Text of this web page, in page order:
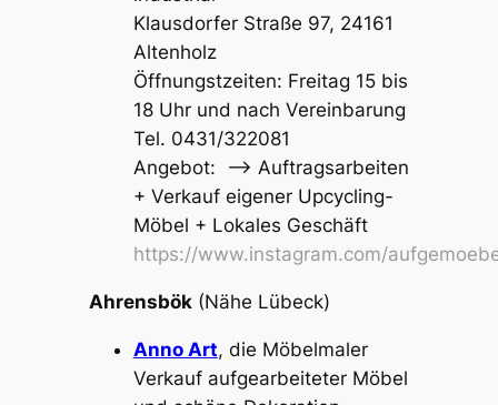
Klausdorfer Straße 97, 24161
Altenholz
Öffnungstzeiten: Freitag 15 bis
18 Uhr und nach Vereinbarung
Tel. 0431/322081
Angebot: –> Auftragsarbeiten
+ Verkauf eigener Upcycling-
Möbel + Lokales Geschäft
https://www.instagram.com/
Ahrensbök(Nähe Lübeck)
Anno Art, die Möbelmaler
Verkauf aufgearbeiteter Möbel